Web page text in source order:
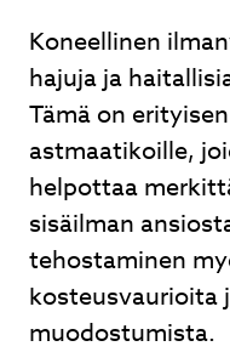
Koneellinen
hajuja ja
Tämä on
astmaatikoille,
helpottaa
sisäilman
tehostaminen
kosteusvaurioita
muodostumista.